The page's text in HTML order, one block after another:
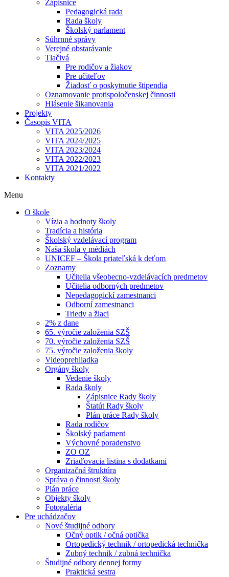
Zápisnice
Pedagogická rada
Rada školy
Školský parlament
Súhrnné správy
Verejné obstarávanie
Tlačivá
Pre rodičov a žiakov
Pre učiteľov
Žiadosť o poskytnutie štipendia
Oznamovanie protispoločenskej činnosti
Hlásenie šikanovania
Projekty
Časopis VITA
VITA 2025/2026
VITA 2024/2025
VITA 2023/2024
VITA 2022/2023
VITA 2021/2022
Kontakty
Menu
O škole
Vízia a hodnoty školy
Tradícia a história
Školský vzdelávací program
Naša škola v médiách
UNICEF – Škola priateľská k deťom
Zoznamy
Učitelia všeobecno-vzdelávacích predmetov
Učitelia odborných predmetov
Nepedagogickí zamestnanci
Odborní zamestnanci
Triedy a žiaci
2% z dane
65. výročie založenia SZŠ
70. výročie založenia SZŠ
75. výročie založenia školy
Videoprehliadka
Orgány školy
Vedenie školy
Rada školy
Zápisnice Rady školy
Štatút Rady školy
Plán práce Rady školy
Rada rodičov
Školský parlament
Výchovné poradenstvo
ZO OZ
Zriaďovacia listina s dodatkami
Organizačná štruktúra
Správa o činnosti školy
Plán práce
Objekty školy
Fotogaléria
Pre uchádzačov
Nové študijné odbory
Očný optik / očná optička
Ortopedický technik / ortopedická technička
Zubný technik / zubná technička
Študijné odbory dennej formy
Praktická sestra